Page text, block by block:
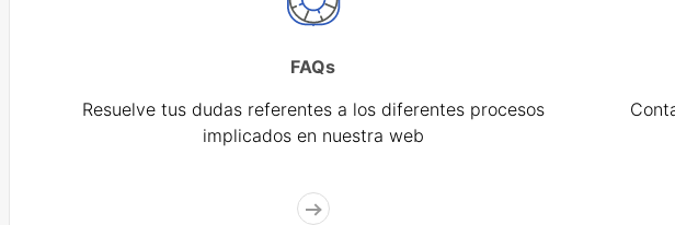
FAQs
Resuelve tus dudas referentes a los diferentes procesos
implicados en nuestra web